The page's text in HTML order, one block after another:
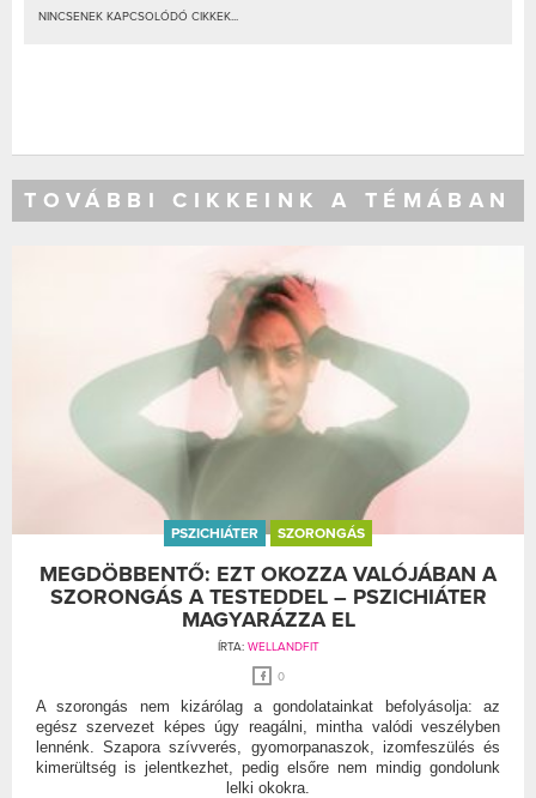
NINCSENEK KAPCSOLÓDÓ CIKKEK...
TOVÁBBI CIKKEINK A TÉMÁBAN
PSZICHIÁTER SZORONGÁS
MEGDÖBBENTŐ: EZT OKOZZA VALÓJÁBAN A
SZORONGÁS A TESTEDDEL – PSZICHIÁTER
MAGYARÁZZA EL
ÍRTA: WELLANDFIT
0
A szorongás nem kizárólag a gondolatainkat befolyásolja: az
egész szervezet képes úgy reagálni, mintha valódi veszélyben
lennénk. Szapora szívverés, gyomorpanaszok, izomfeszülés és
kimerültség is jelentkezhet, pedig elsőre nem mindig gondolunk
lelki okokra.